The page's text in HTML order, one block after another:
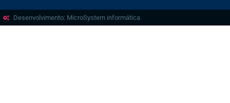
Desenvolvimento: MicroSystem informática